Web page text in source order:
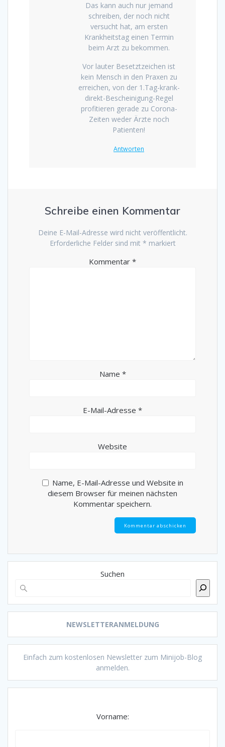
Das kann auch nur jemand
schreiben, der noch nicht
versucht hat, am ersten
Krankheitstag einen Termin
beim Arzt zu bekommen.
Vor lauter Besetztzeichen ist
kein Mensch in den Praxen zu
erreichen, von der 1.Tag-krank-
direkt-Bescheinigung-Regel
profitieren gerade zu Corona-
Zeiten weder Ärzte noch
Patienten!
Antworten
Schreibe einen Kommentar
Deine E-Mail-Adresse wird nicht veröffentlicht.
Erforderliche Felder sind mit * markiert
Kommentar *
Name *
E-Mail-Adresse *
Website
Name, E-Mail-Adresse und Website in
diesem Browser für meinen nächsten
Kommentar speichern.
Suchen
NEWSLETTERANMELDUNG
Einfach zum kostenlosen Newsletter zum Minijob-Blog
anmelden.
Vorname: